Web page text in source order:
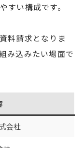
すい構成です。
料請求となりま
み込みたい場面で
会社